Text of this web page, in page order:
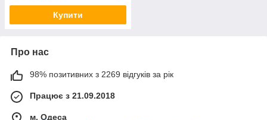
Купити
Про нас
98% позитивних з 2269 відгуків за рік
Працює з 21.09.2018
м. Одеса